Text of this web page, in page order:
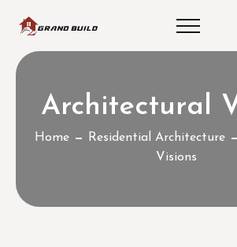
Architectural
Home Residential Architecture
Visions